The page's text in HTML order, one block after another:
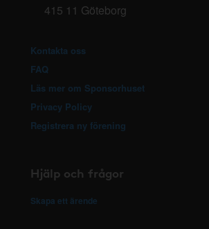
415 11 Göteborg
Kontakta oss
FAQ
Läs mer om Sponsorhuset
Privacy Policy
Registrera ny förening
Hjälp och frågor
Skapa ett ärende